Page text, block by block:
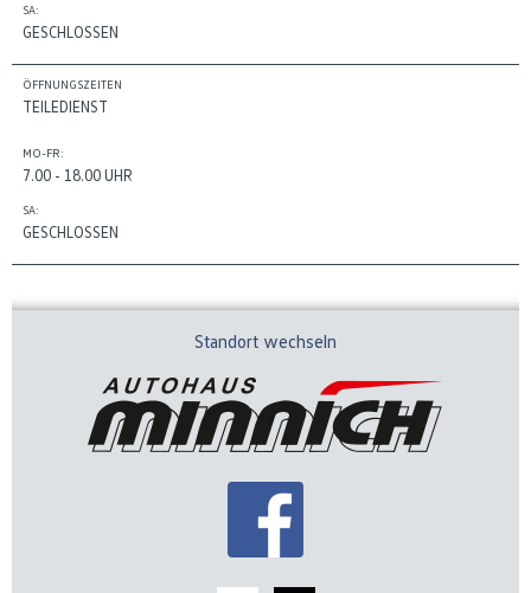
SA:
GESCHLOSSEN
ÖFFNUNGSZEITEN
TEILEDIENST
MO-FR:
7.00 - 18.00 UHR
SA:
GESCHLOSSEN
Standort wechseln